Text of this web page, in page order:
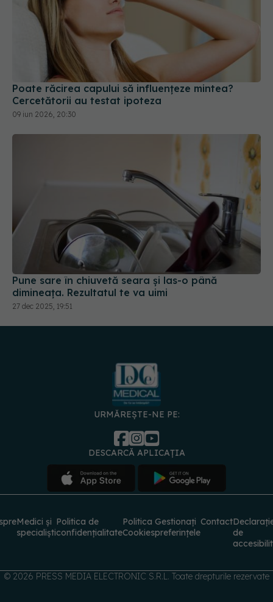
Poate răcirea capului să influențeze mintea?
Cercetătorii au testat ipoteza
09 iun 2026, 20:30
Pune sare în chiuvetă seara și las-o până
dimineața. Rezultatul te va uimi
27 dec 2025, 19:51
URMĂREȘTE-NE PE:
DESCARCĂ APLICAȚIA
Medici și
specialiști
Politica de
confidențialitate
Politica
Cookies
Gestionați
preferințele
Contact
de
© 2026 PRESS MEDIA ELECTRONIC S.R.L. Toate drepturile rezervate